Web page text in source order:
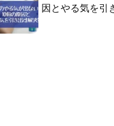
因とやる気を引